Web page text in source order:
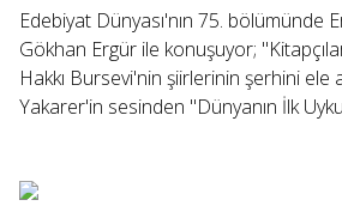
Edebiyat Dünyası'nın 75. bölümünde
Gökhan Ergür ile konuşuyor;
Hakkı Bursevi'nin şiirlerinin şerhini ele
Yakarer'in sesinden "Dünyanın İlk